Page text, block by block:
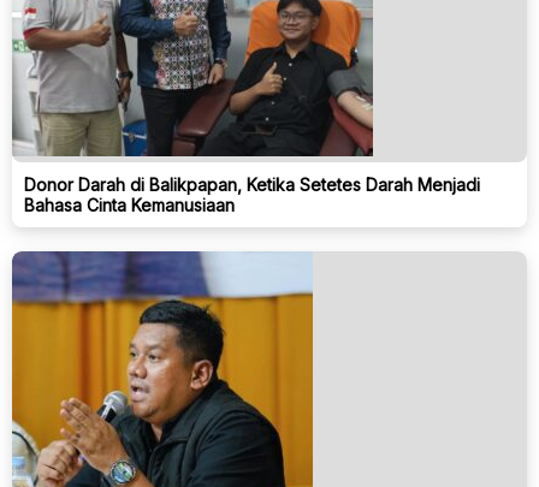
Donor Darah di Balikpapan, Ketika Setetes Darah Menjadi
Bahasa Cinta Kemanusiaan